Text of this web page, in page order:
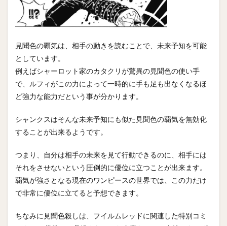
見聞色の覇気は、相手の動きを読むことで、未来予知を可能
としています。
例えばシャーロット家のカタクリが驚異の見聞色の使い手
で、ルフィがこの力によって一時的に手も足も出なくなるほ
ど強力な能力だという事が分かります。
シャンクスはそんな未来予知にも似た見聞色の覇気を無効化
することが出来るようです。
つまり、自分は相手の未来を見て行動できるのに、相手には
それをさせないという圧倒的に優位に立つことが出来ます。
覇気が強さとなる現在のワンピースの世界では、この力だけ
で非常に優位に立てると予想できます。
ちなみに見聞色殺しは、フイルムレッドに関連した特別コミ